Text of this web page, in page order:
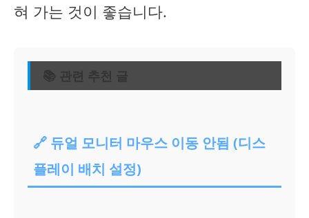
혀 가는 것이 좋습니다.
📚 관련 추천 글
🔗 듀얼 모니터 마우스 이동 안됨 (디스
플레이 배치 설정)